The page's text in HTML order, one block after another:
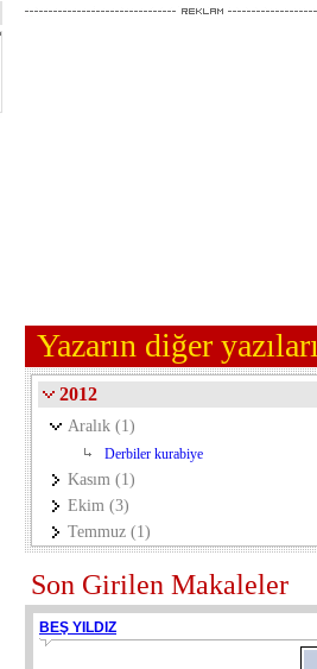
Yazarın diğer yazıları
2012
Aralık (1)
Derbiler kurabiye
Kasım (1)
Ekim (3)
Temmuz (1)
Son Girilen Makaleler
BEŞ YILDIZ